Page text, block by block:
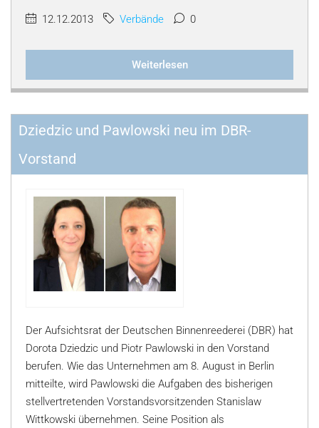
12.12.2013 Verbände 0
Weiterlesen
Dziedzic und Pawlowski neu im DBR-
Vorstand
Der Aufsichtsrat der Deutschen Binnenreederei (DBR) hat
Dorota Dziedzic und Piotr Pawlowski in den Vorstand
berufen. Wie das Unternehmen am 8. August in Berlin
mitteilte, wird Pawlowski die Aufgaben des bisherigen
stellvertretenden Vorstandsvorsitzenden Stanislaw
Wittkowski übernehmen. Seine Position als